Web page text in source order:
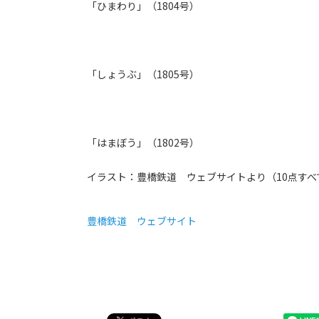
「ひまわり」（1804号）
「しょうぶ」（1805号）
「はまぼう」（1802号）
イラスト：豊橋鉄道 ウェブサイトより（10点すべ
豊橋鉄道 ウェブサイト